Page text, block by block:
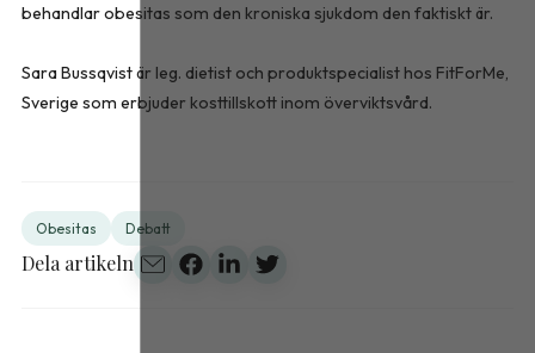
behandlar obesitas som den kroniska sjukdom den faktiskt är.
Sara Bussqvist är leg. dietist och produktspecialist hos FitForMe,
Sverige som erbjuder kosttillskott inom överviktsvård.
Obesitas Debatt
Dela artikeln